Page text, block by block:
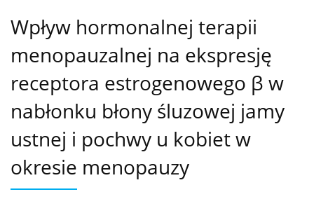
Wpływ hormonalnej terapii
menopauzalnej na ekspresję
receptora estrogenowego β w
nabłonku błony śluzowej jamy
ustnej i pochwy u kobiet w
okresie menopauzy